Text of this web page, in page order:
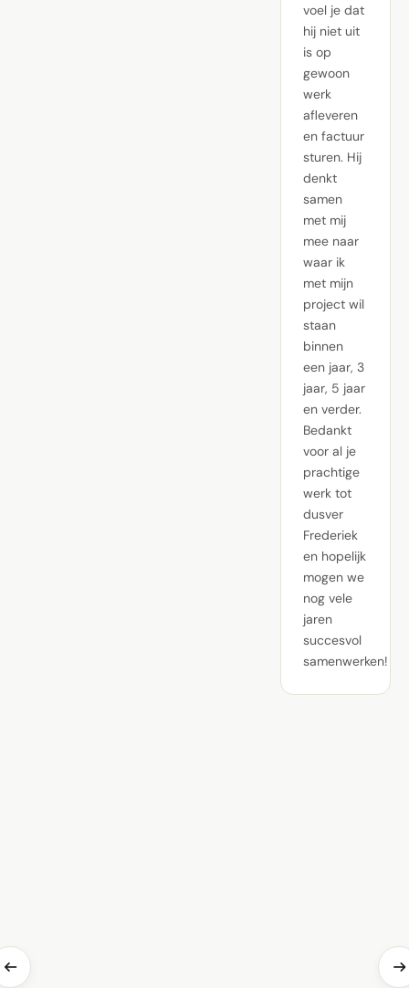
voel je dat
hij niet uit
is op
gewoon
werk
afleveren
en factuur
sturen. Hij
denkt
samen
met mij
mee naar
waar ik
met mijn
project wil
staan
binnen
een jaar, 3
jaar, 5 jaar
en verder.
Bedankt
voor al je
prachtige
werk tot
dusver
Frederiek
en hopelijk
mogen we
nog vele
jaren
succesvol
samenwerken!